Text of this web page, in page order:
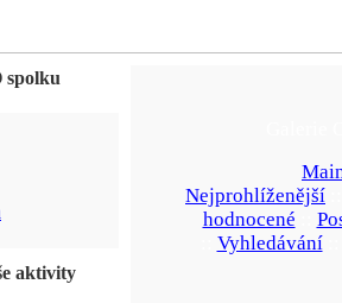
spolku
aktivity
Nejprohlíženější
hodnocené
Vyhledávání